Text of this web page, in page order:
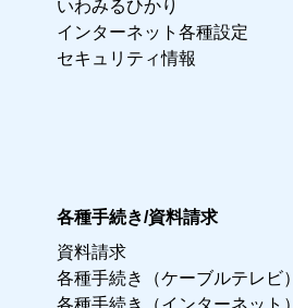
いわみるひかり
インターネット各種設定
セキュリティ情報
各種手続き/資料請求
資料請求
各種手続き（ケーブルテレビ）
各種手続き（インターネット）